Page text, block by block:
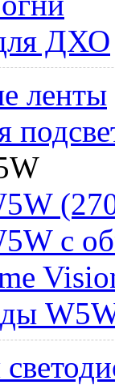
ДХО
ленты
с